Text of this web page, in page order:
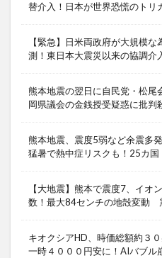
替介入！日本が世界恐慌のトリ
【緊急】日米両政府が大規模
測！東日本大震災以来の協調
熊本地震の翌日に自民党・松尾
岡県議会の金銭授受疑惑に批判
熊本地震、震度5弱など余震多
猛暑で熱中症リスクも！25カ
【大地震】熊本で震度7、イオ
数！最大84センチの地殻変動
キオクシアHD、時価総額約３
一時４０００円安に！AIバブル